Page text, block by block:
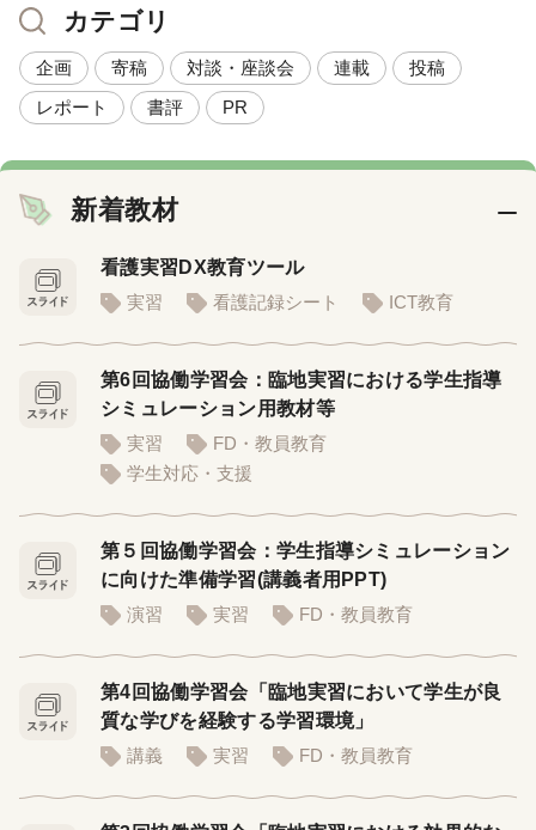
カテゴリ
企画 寄稿 対談・座談会 連載
投稿
レポート
書評 PR
新着教材
看護実習DX教育ツール
実習
看護記録シート ICT教育
第6回協働学習会：臨地実習における学生指導
シミュレーション用教材等
実習
FD・教員教育
学生対応・支援
第５回協働学習会：学生指導シミュレーション
に向けた準備学習(講義者用PPT)
演習
実習 FD・教員教育
第4回協働学習会「臨地実習において学生が良
質な学びを経験する学習環境」
講義
実習 FD・教員教育